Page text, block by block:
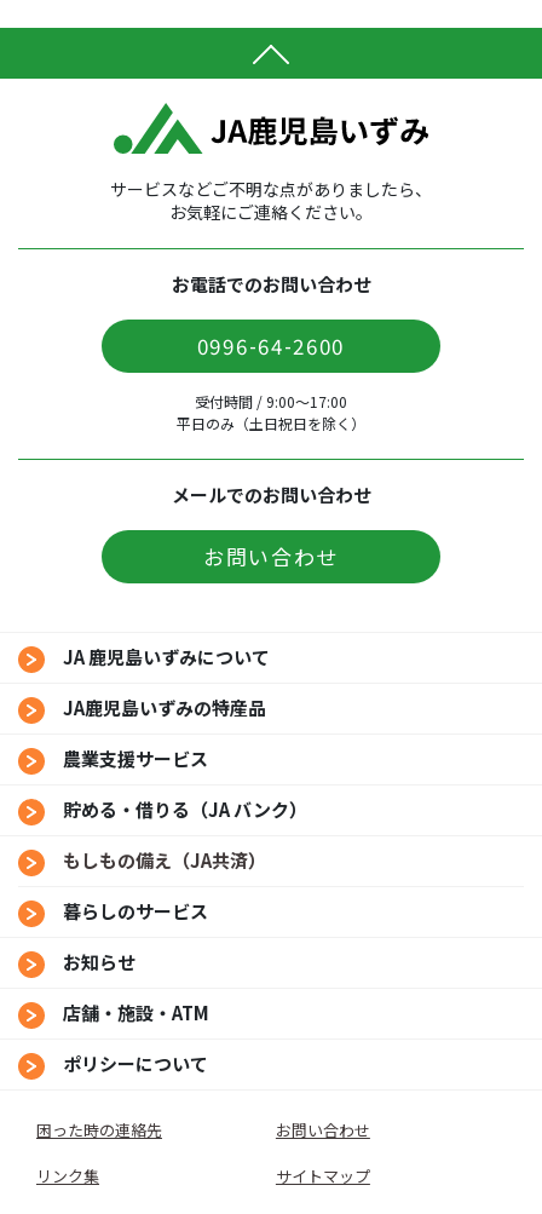
サービスなどご不明な点がありましたら、
お気軽にご連絡ください。
お電話でのお問い合わせ
0996-64-2600
受付時間 / 9:00〜17:00
平日のみ（土日祝日を除く）
メールでのお問い合わせ
お問い合わせ
JA 鹿児島いずみについて
JA鹿児島いずみの特産品
農業支援サービス
貯める・借りる（JA バンク）
もしもの備え（JA共済）
暮らしのサービス
お知らせ
店舗・施設・ATM
ポリシーについて
困った時の連絡先
お問い合わせ
リンク集
サイトマップ